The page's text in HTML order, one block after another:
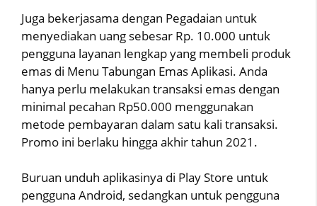
Juga bekerjasama dengan Pegadaian untuk
menyediakan uang sebesar Rp. 10.000 untuk
pengguna layanan lengkap yang membeli produk
emas di Menu Tabungan Emas Aplikasi. Anda
hanya perlu melakukan transaksi emas dengan
minimal pecahan Rp50.000 menggunakan
metode pembayaran dalam satu kali transaksi.
Promo ini berlaku hingga akhir tahun 2021.
Buruan unduh aplikasinya di Play Store untuk
pengguna Android, sedangkan untuk pengguna